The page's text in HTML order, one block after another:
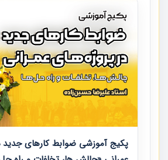
پکیج آموزشی ضوابط کارهای جدید